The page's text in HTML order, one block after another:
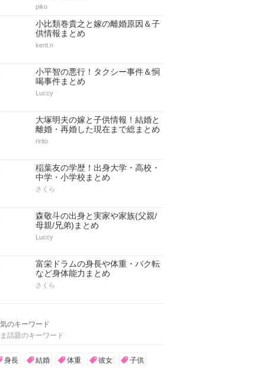
piko
小比類巻貴之と嫁の離婚原因＆子
供情報まとめ
kent.n
小平智の悪行！タクシー事件＆恫
喝事件まとめ
Luccy
大塚明夫の嫁と子供情報！結婚と
離婚・再婚した現在まで総まとめ
ririto
稲葉友の学歴！出身大学・高校・
中学・小学校まとめ
さくら
森敬斗の出身と実家や家族(父親/
母親/兄弟)まとめ
Luccy
富栄ドラムの身長や体重・バク転
など身体能力まとめ
さくら
のキーワード
話題のキーワード
身長 結婚 体重 彼女 子供